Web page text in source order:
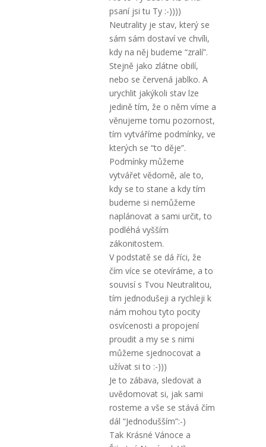
psaní jsi tu Ty :-))))
Neutrality je stav, který se
sám sám dostaví ve chvíli,
kdy na něj budeme “zralí”.
Stejně jako zlátne obilí,
nebo se červená jablko. A
urychlit jakýkoli stav lze
jedině tím, že o něm víme a
věnujeme tomu pozornost,
tím vytváříme podmínky, ve
kterých se “to děje”.
Podmínky můžeme
vytvářet vědomě, ale to,
kdy se to stane a kdy tím
budeme si nemůžeme
naplánovat a sami určit, to
podléhá vyšším
zákonitostem.
V podstatě se dá říci, že
čím více se otevíráme, a to
souvisí s Tvou Neutralitou,
tím jednodušeji a rychleji k
nám mohou tyto pocity
osvícenosti a propojení
proudit a my se s nimi
můžeme sjednocovat a
užívat si to :-)))
Je to zábava, sledovat a
uvědomovat si, jak sami
rosteme a vše se stává čím
dál “Jednodušším”:-)
Tak Krásné Vánoce a